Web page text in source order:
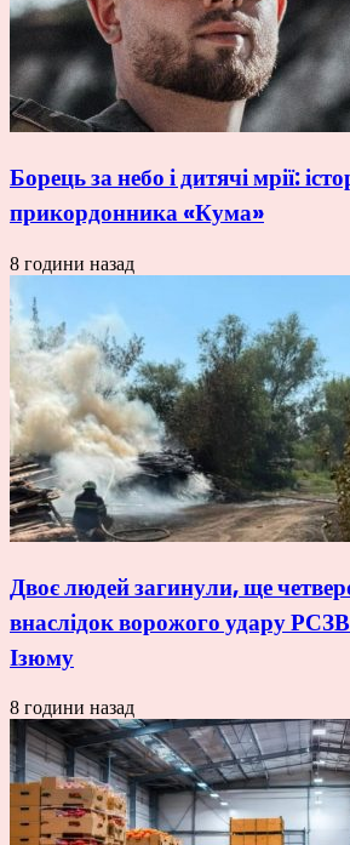
Борець за небо і дитячі мрії:
прикордонника «Кума»
8 години назад
Двоє людей загинули, ще
внаслідок ворожого удару
Ізюму
8 години назад